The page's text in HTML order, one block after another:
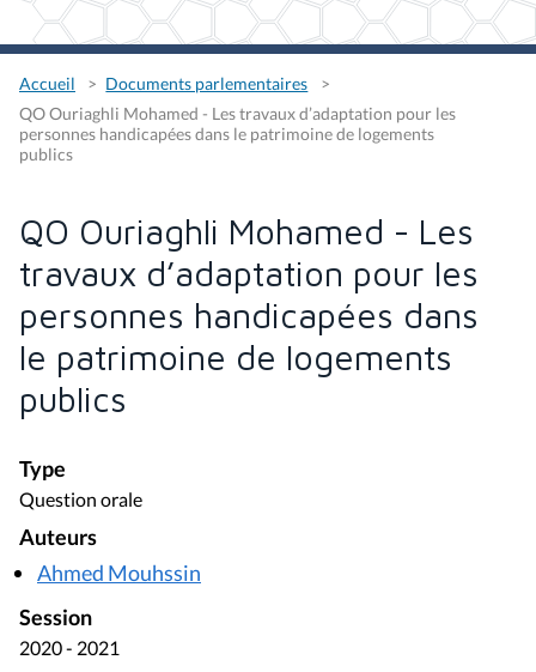
Accueil
Documents parlementaires
QO Ouriaghli Mohamed - Les travaux d’adaptation pour les
personnes handicapées dans le patrimoine de logements
publics
QO Ouriaghli Mohamed - Les
travaux d’adaptation pour les
personnes handicapées dans
le patrimoine de logements
publics
Type
Question orale
Auteurs
Ahmed Mouhssin
Session
2020 - 2021